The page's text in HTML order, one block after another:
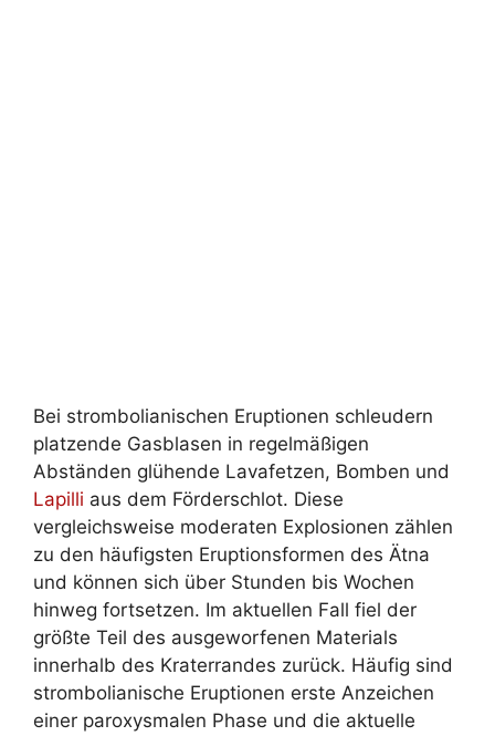
Bei strombolianischen Eruptionen schleudern
platzende Gasblasen in regelmäßigen
Abständen glühende Lavafetzen, Bomben und
Lapilli aus dem Förderschlot. Diese
vergleichsweise moderaten Explosionen zählen
zu den häufigsten Eruptionsformen des Ätna
und können sich über Stunden bis Wochen
hinweg fortsetzen. Im aktuellen Fall fiel der
größte Teil des ausgeworfenen Materials
innerhalb des Kraterrandes zurück. Häufig sind
strombolianische Eruptionen erste Anzeichen
einer paroxysmalen Phase und die aktuelle